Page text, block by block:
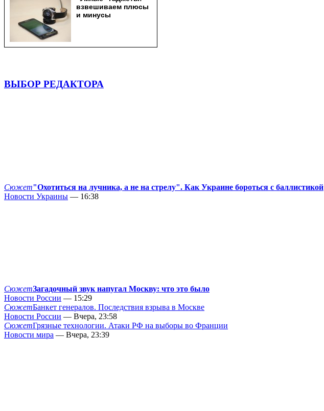
ВЫБОР РЕДАКТОРА
Сюжет"Охотиться на лучника, а не на стрелу". Как Украине бороться с баллистикой
Новости Украины — 16:38
СюжетЗагадочный звук напугал Москву: что это было
Новости России — 15:29
СюжетБанкет генералов. Последствия взрыва в Москве
Новости России — Вчера, 23:58
СюжетГрязные технологии. Атаки РФ на выборы во Франции
Новости мира — Вчера, 23:39